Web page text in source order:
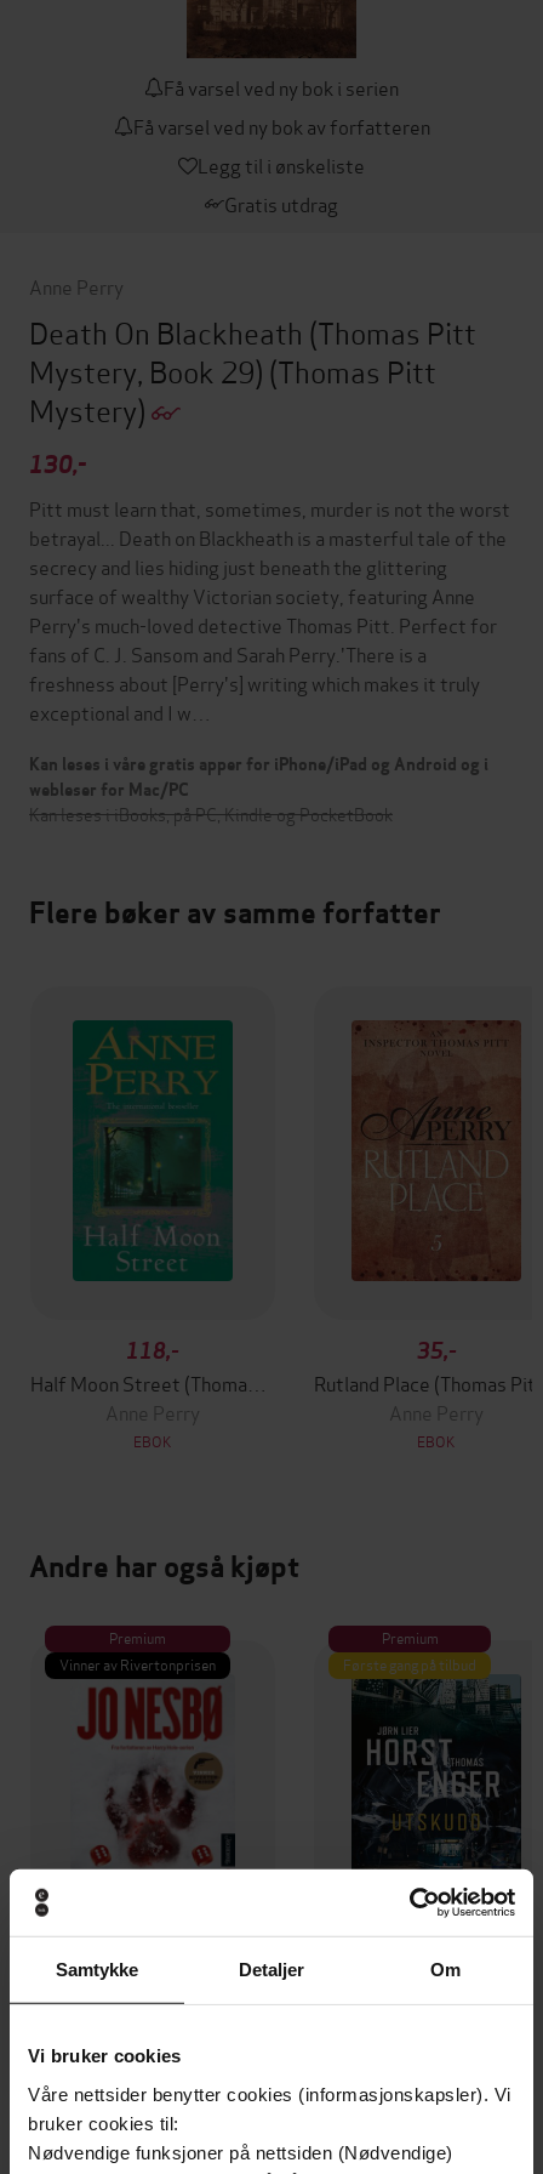
Samtykke Detaljer Om
Vi bruker cookies
Våre nettsider benytter cookies (informasjonskapsler). Vi
bruker cookies til:
Nødvendige funksjoner på nettsiden (Nødvendige)
Få varsel ved ny bok i serien
Få varsel ved ny bok av forfatteren
Legg til i ønskeliste
Gratis utdrag
Anne Perry
Death On Blackheath (Thomas Pitt
Mystery, Book 29) (Thomas Pitt
Mystery)
130,-
Pitt must learn that, sometimes, murder is not the worst
betrayal... Death on Blackheath is a masterful tale of the
secrecy and lies hiding just beneath the glittering
surface of wealthy Victorian society, featuring Anne
Perry's much-loved detective Thomas Pitt. Perfect for
fans of C. J. Sansom and Sarah Perry.'There is a
freshness about [Perry's] writing which makes it truly
exceptional and I w…
Kan leses i våre gratis apper for iPhone/iPad og Android og i
webleser for Mac/PC
Kan leses i iBooks, på PC, Kindle og PocketBook
Flere bøker av samme forfatter
118,-
Anne Perry
EBOK
35,-
Anne Perry
EBOK
Andre har også kjøpt
Premium
Vinner av Rivertonprisen
199,-
Jo Nesbø
EBOK
Premium
Første gang på tilbud
349,-
EBOK